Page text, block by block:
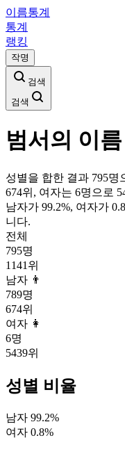
이름통계
통계
랭킹
작명
검색
검색
범서의 이
성별을 합한 결과 795명
674위, 여자는 6명으로
남자가 99.2%, 여자가 0.8
니다.
전체
795명
1141 위
남자 👨
789명
674위
여자 👩
6명
5439위
성별 비율
남자 99.2%
여자 0.8%